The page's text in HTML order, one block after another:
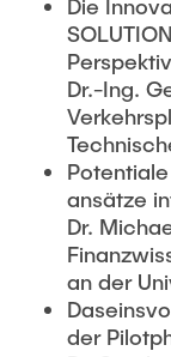
Die
Dr.-Ing.
ansätze
Dr.
an der
der